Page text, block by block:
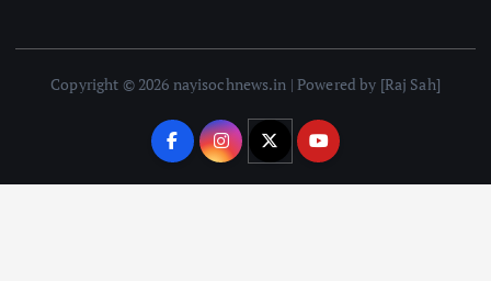
Copyright © 2026 nayisochnews.in | Powered by [Raj Sah]